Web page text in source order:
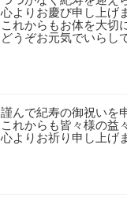
心よりお慶び申し上げ
これからもお体を大切
どうぞお元気でいらし
謹んで紀寿の御祝いを
これからも皆々様の益
心よりお祈り申し上げ